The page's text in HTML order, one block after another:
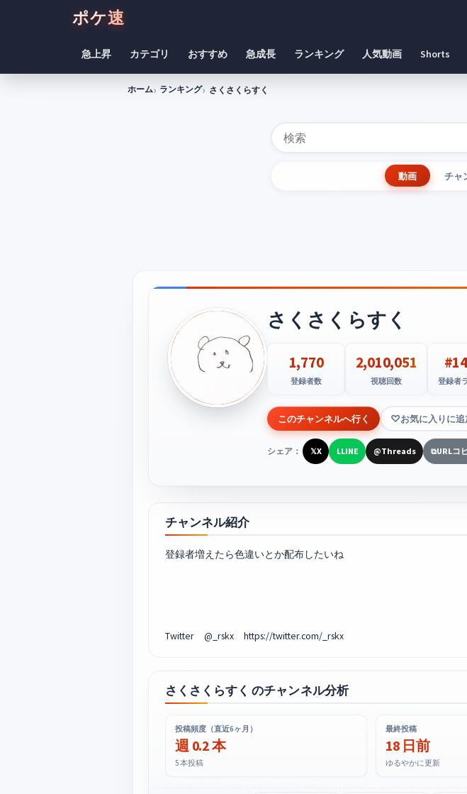
ポケ速
急上昇 カテゴリ おすすめ 急成長 ランキング 人気動画 Shorts
ホーム ランキング さくさくらすく
動画 チャ
さくさくらすく
1,770
登録者数
2,010,051
視聴回数 登録者
このチャンネルへ行く お気に入りに追
シェア： 𝕏X LLINE @Threads ⧉URLコ
チャンネル紹介
登録者増えたら色違いとか配布したいね
Twitter @_rskx https://twitter.com/_rskx
さくさくらすく のチャンネル分析
投稿頻度（直近6ヶ月）
週 0.2 本
5 本投稿
最終投稿
18 日前
ゆるやかに更新